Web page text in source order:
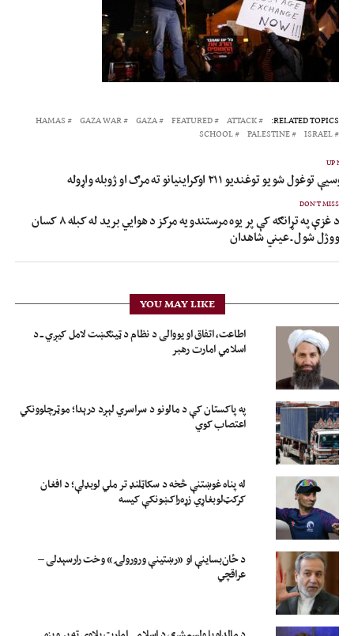
RELATED TOPICS:
ATTACK
FEATURED
GAZA
GAZA WAR
HAMAS
ISRAEL
PALESTINE
SCHOOL
UP
توغول شویو توغندیو ۲۱۱ اوکراینیانو ته مرګ او ژوبله واړوله
DON'T MISS
د غزې په تړانګه کې پر یوه مرستندویه مرکز د هوایي برید له کبله ۸ کسان
ووژل شول ـ عیني شاهدان
YOU MAY LIKE
اطاعت، اتفاق او یووالی د نظام د ټینګښت لامل کیږي ــ د
اسلامي امارت رهبر
په پاکستان کې د مالونو د سراسري لېږد درېدا؛ موټرچلوونکي
اعتصاب کوي
له پناه غوښتنې څخه د سکاټلنډ تر ملي لوبډلې؛ د افغان
کرکټ‌لوبغاړي زړه‌راکښونکې کیسه
د ځان‌بساینې او «رښتینې ورورولۍ» وخت رارسېدلی –
عراقچي